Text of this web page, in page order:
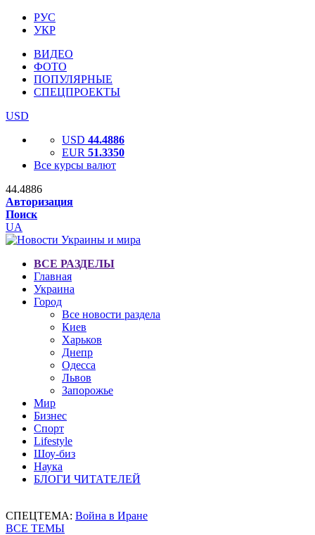
РУС
УКР
ВИДЕО
ФОТО
ПОПУЛЯРНЫЕ
СПЕЦПРОЕКТЫ
USD
USD 44.4886
EUR 51.3350
Все курсы валют
44.4886
Авторизация
Поиск
UA
ВСЕ РАЗДЕЛЫ
Главная
Украина
Город
Все новости раздела
Киев
Харьков
Днепр
Одесса
Львов
Запорожье
Мир
Бизнес
Спорт
Lifestyle
Шоу-биз
Наука
БЛОГИ ЧИТАТЕЛЕЙ
СПЕЦТЕМА: Война в Иране
ВСЕ ТЕМЫ